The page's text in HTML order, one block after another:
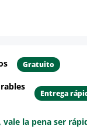
Gratuito
Entrega
la pena ser